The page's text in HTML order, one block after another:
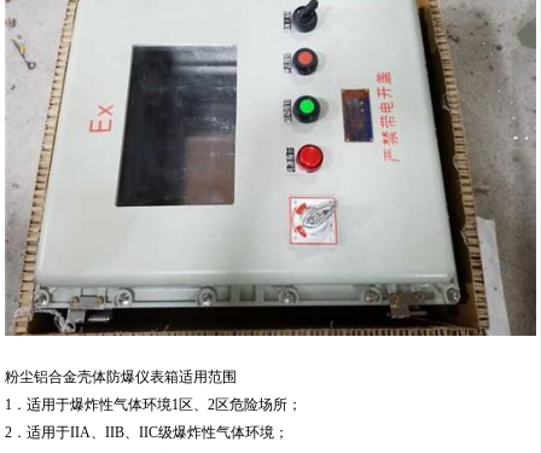
粉尘铝合金壳体防爆仪表箱适用范围
1．适用于爆炸性气体环境1区、2区危险场所；
2．适用于IIA、IIB、IIC级爆炸性气体环境；